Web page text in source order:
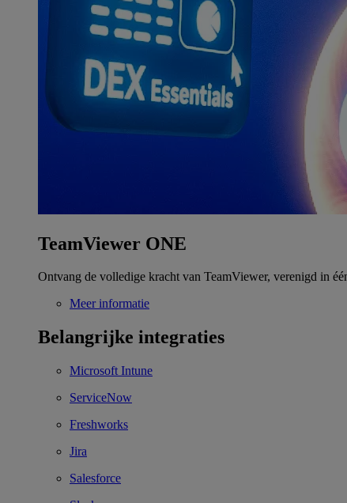
TeamViewer ONE
Ontvang de volledige kracht van TeamViewer, verenigd in
Meer informatie
Belangrijke integraties
Microsoft Intune
ServiceNow
Freshworks
Jira
Salesforce